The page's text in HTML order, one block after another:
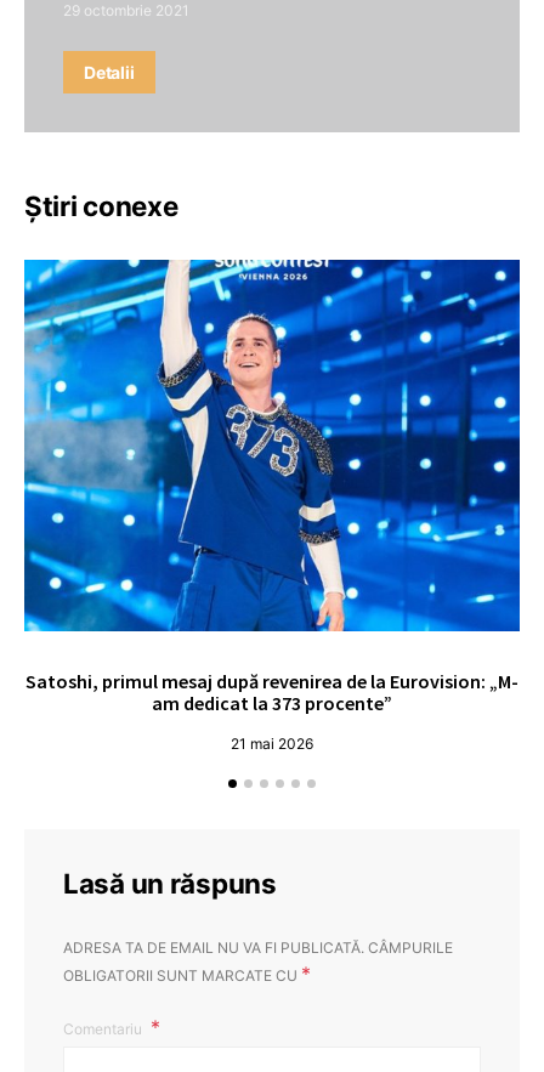
29 octombrie 2021
Detalii
Știri conexe
Satoshi, primul mesaj după revenirea de la Eurovision: „M-
am dedicat la 373 procente”
21 mai 2026
Lasă un răspuns
ADRESA TA DE EMAIL NU VA FI PUBLICATĂ. CÂMPURILE
OBLIGATORII SUNT MARCATE CU *
Comentariu